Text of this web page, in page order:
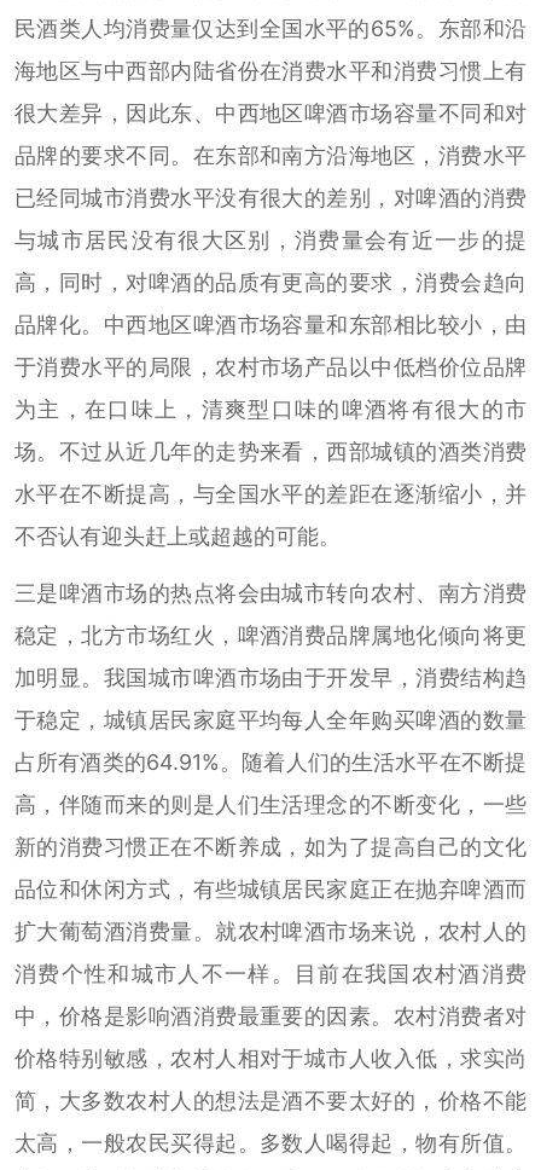
民酒类人均消费量仅达到全国水平的65%。东部和沿
海地区与中西部内陆省份在消费水平和消费习惯上有
很大差异，因此东、中西地区啤酒市场容量不同和对
品牌的要求不同。在东部和南方沿海地区，消费水平
已经同城市消费水平没有很大的差别，对啤酒的消费
与城市居民没有很大区别，消费量会有近一步的提
高，同时，对啤酒的品质有更高的要求，消费会趋向
品牌化。中西地区啤酒市场容量和东部相比较小，由
于消费水平的局限，农村市场产品以中低档价位品牌
为主，在口味上，清爽型口味的啤酒将有很大的市
场。不过从近几年的走势来看，西部城镇的酒类消费
水平在不断提高，与全国水平的差距在逐渐缩小，并
不否认有迎头赶上或超越的可能。
三是啤酒市场的热点将会由城市转向农村、南方消费
稳定，北方市场红火，啤酒消费品牌属地化倾向将更
加明显。我国城市啤酒市场由于开发早，消费结构趋
于稳定，城镇居民家庭平均每人全年购买啤酒的数量
占所有酒类的64.91%。随着人们的生活水平在不断提
高，伴随而来的则是人们生活理念的不断变化，一些
新的消费习惯正在不断养成，如为了提高自己的文化
品位和休闲方式，有些城镇居民家庭正在抛弃啤酒而
扩大葡萄酒消费量。就农村啤酒市场来说，农村人的
消费个性和城市人不一样。目前在我国农村酒消费
中，价格是影响酒消费最重要的因素。农村消费者对
价格特别敏感，农村人相对于城市人收入低，求实尚
简，大多数农村人的想法是酒不要太好的，价格不能
太高，一般农民买得起。多数人喝得起，物有所值。